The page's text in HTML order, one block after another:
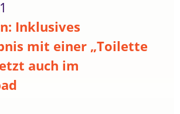
Inklusives
mit einer „Toilette
auch im